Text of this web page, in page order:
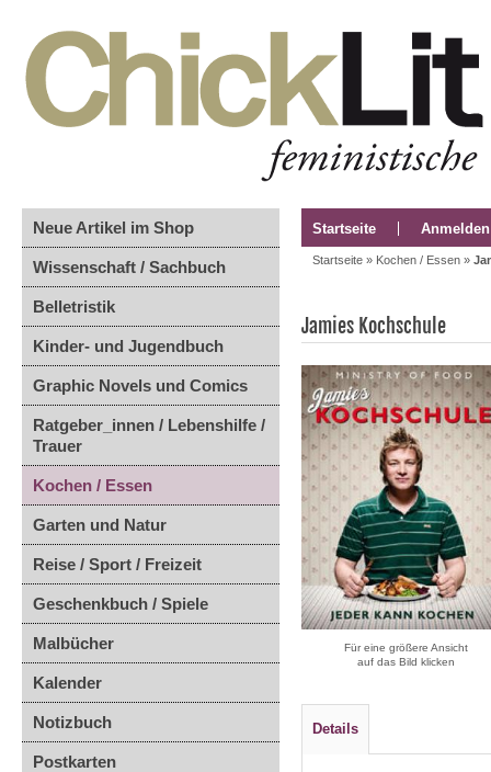
Neue Artikel im Shop
Wissenschaft / Sachbuch
Belletristik
Kinder- und Jugendbuch
Graphic Novels und Comics
Ratgeber_innen / Lebenshilfe /
Trauer
Kochen / Essen
Garten und Natur
Reise / Sport / Freizeit
Geschenkbuch / Spiele
Malbücher
Kalender
Notizbuch
Postkarten
Startseite Anmelden
Startseite » Kochen / Essen »
Jamies Kochschule
Für eine größere Ansicht
auf das Bild klicken
Details